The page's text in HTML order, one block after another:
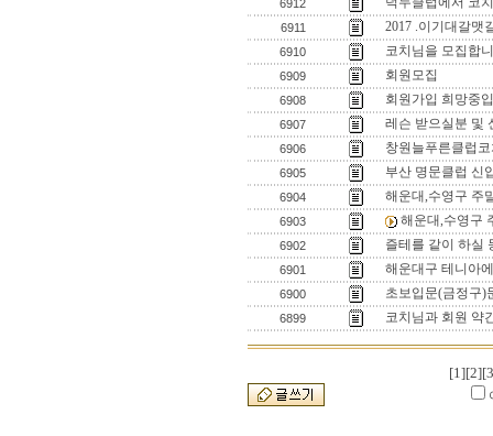
6912
6911 2017 .이기대갈맷
6910 코치님을 모집합
6909 회원모집
6908 회원가입 희망중
6907 레슨 받으실분 및
6906 창원늘푸른클럽
6905 부산 명문클럽 신
6904 해운대,수영구 주
6903 해운대,수영구
6902 즐테를 같이 하실
6901 해운대구 테니아
6900 초보입문(금정구)
6899 코치님과 회원 약
[1][2]